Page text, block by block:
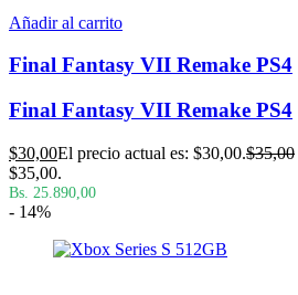
Añadir al carrito
Final Fantasy VII Remake PS4
Final Fantasy VII Remake PS4
$30,00El precio actual es: $30,00.$35,00
$35,00.
Bs. 25.890,00
- 14%